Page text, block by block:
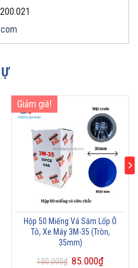
Giảm giá!
Hộp 50 Miếng Vá Săm Lốp Ô
Tô, Xe Máy 3M-35 (Tròn,
35mm)
100.000₫ 85.000₫